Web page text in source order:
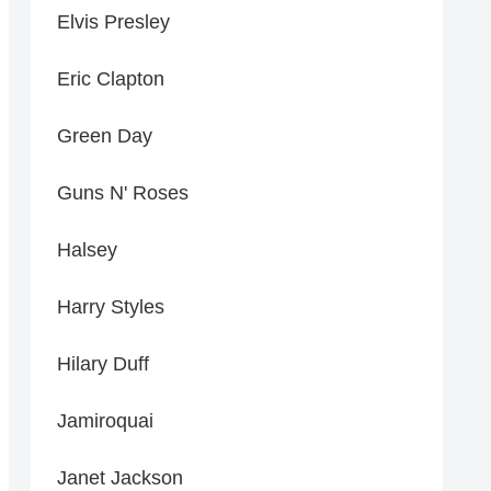
Elvis Presley
Eric Clapton
Green Day
Guns N' Roses
Halsey
Harry Styles
Hilary Duff
Jamiroquai
Janet Jackson